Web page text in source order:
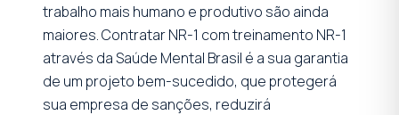
trabalho mais humano e produtivo são ainda
maiores. Contratar NR-1 com treinamento NR-1
através da Saúde Mental Brasil é a sua garantia
de um projeto bem-sucedido, que protegerá
sua empresa de sanções, reduzirá